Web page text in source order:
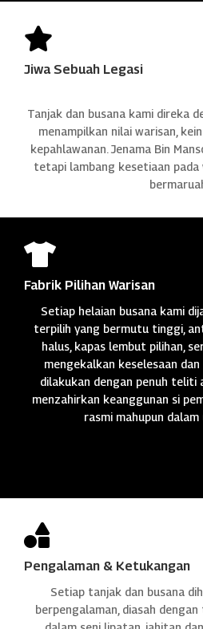

Jiwa Sebuah Legasi
Tanjak dan busana kami direka
menampilkan nilai warisan,
kepahlawanan. Jenama Bin
tetapi lambang kesetiaan pada

Fabrik Pilihan Warisan
Setiap helaian busana kami
terpilih yang bermutu tinggi,
halus, kapas lembut pilihan,
mengekalkan keselesaan
dilakukan dengan penuh teliti
menzahirkan keanggunan si
rasmi mahupun

Pengalaman & Ketukangan
Setiap tanjak dan busana
berpengalaman, diasah